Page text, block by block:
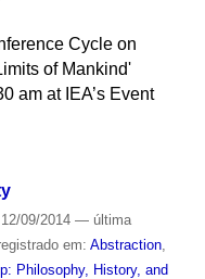
Cycle on
of Mankind'
am at IEA’s Event
09/2014 — última
em: Abstraction,
Philosophy, History, and